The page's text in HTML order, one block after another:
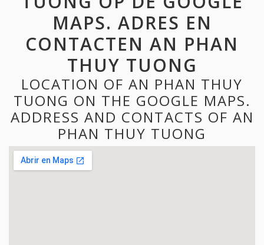
MAPS. ADRES EN
CONTACTEN AN PHAN
THUY TUONG
LOCATION OF AN PHAN THUY
TUONG ON THE GOOGLE MAPS.
ADDRESS AND CONTACTS OF AN
PHAN THUY TUONG